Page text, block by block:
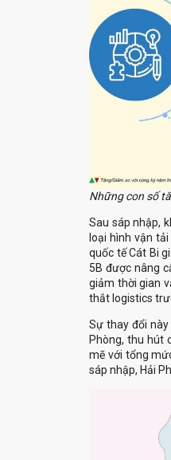
Những con số
loại hình vận
quốc tế Cát Bi
5B được nâng
giảm thời gian
Phòng, thu hút
mẽ với tổng